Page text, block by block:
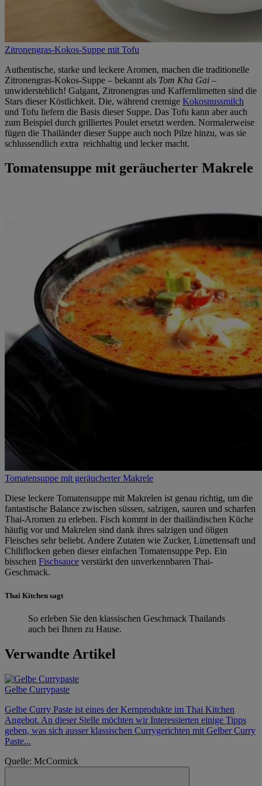
Zitronengras-Kokos-Suppe mit Tofu
Authentische, starke und leckere Aromen, machen die traditionelle
Zitronengras-Kokos-Suppe – bekannt als Tom Kha Gai –
unwiderstehlich! Galgant, Zitronengras und Kaffernlimetten sind die
Stars dieser Köstlichkeit. Die, während cremige Kokosnussmilch
und Tofu liefern die Basis dieser Suppe. Das Tofu kann aber auch
zum Beispiel durch grilliertes Poulet ersetzt werden. Normalerweise
fügen die Thailänder dieser Suppe auch noch Pilze hinzu, was sie
schlussendlich extra reichhaltig und lecker macht.
Tomatensuppe mit geräucherter Makrele
Tomatensuppe mit geräucherter Makrele
Diese leckere Tomatensuppe mit Makrelen ist genau richtig, um die
fantastische Balance zwischen süssen, salzigen, sauren und scharfen
Thai-Aromen zu erleben. Fisch kommt in der thailändischen Küche
häufig vor und Makrelen sind dank ihres salzigen und öligen
Fleisches sehr beliebt. Andere Zutaten wie Zucker, Limettensaft und
Chiliflocken geben dieser einfachen Tomatensuppe Pep. Ein
bisschen Fischsauce verstärkt den unverkennbaren Thai-
Geschmack.
Thai Kitchen sagt
So erleben Sie den klassischen Geschmack Thailands
auch bei Ihnen zu Hause.
Verwandte Artikel
Gelbe Currypaste
Gelbe Curry Paste ist eines der Kernprodukte im Thai Kitchen
Angebot. An dieser Stelle möchten wir Interessierten einige Tipps
geben, was sich ausser klassischen Currygerichten mit Gelber Curry
Paste...
Quelle: McCormick